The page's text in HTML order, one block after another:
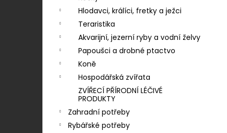
Hlodavci, králíci, fretky a ježci
Teraristika
Akvarijní, jezerní ryby a vodní želvy
Papoušci a drobné ptactvo
Koně
Hospodářská zvířata
ZVÍŘECÍ PŘÍRODNÍ LÉČIVÉ
PRODUKTY
Zahradní potřeby
Rybářské potřeby
KONZERVA ONTARIO ADULT
MONOPROTEIN KRŮTÍ PATE S BATÁTY
400G
46 Kč